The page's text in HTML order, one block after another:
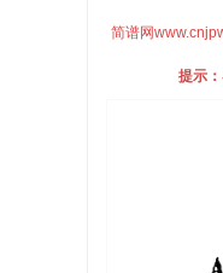
简谱网
提示：